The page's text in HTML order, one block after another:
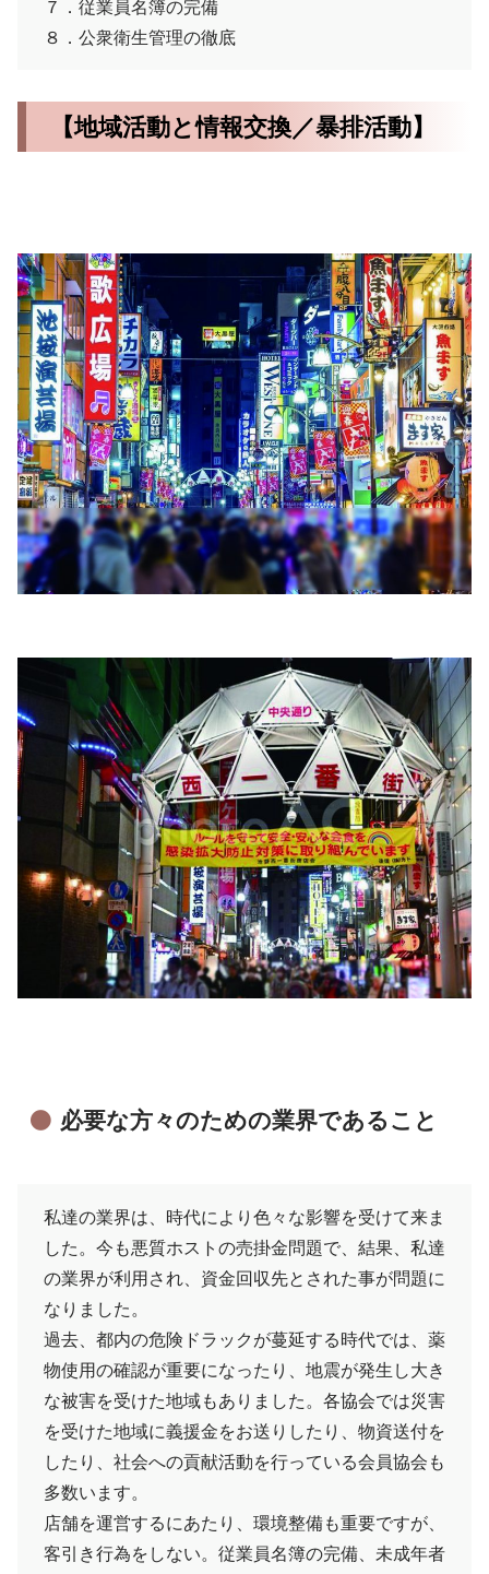
７．従業員名簿の完備
８．公衆衛生管理の徹底
【地域活動と情報交換／暴排活動】
必要な方々のための業界であること
私達の業界は、時代により色々な影響を受けて来ま
した。今も悪質ホストの売掛金問題で、結果、私達
の業界が利用され、資金回収先とされた事が問題に
なりました。
過去、都内の危険ドラックが蔓延する時代では、薬
物使用の確認が重要になったり、地震が発生し大き
な被害を受けた地域もありました。各協会では災害
を受けた地域に義援金をお送りしたり、物資送付を
したり、社会への貢献活動を行っている会員協会も
多数います。
店舗を運営するにあたり、環境整備も重要ですが、
客引き行為をしない。従業員名簿の完備、未成年者